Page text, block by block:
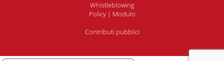
Whistleblowing
Policy| Modulo
Contributi pubblici